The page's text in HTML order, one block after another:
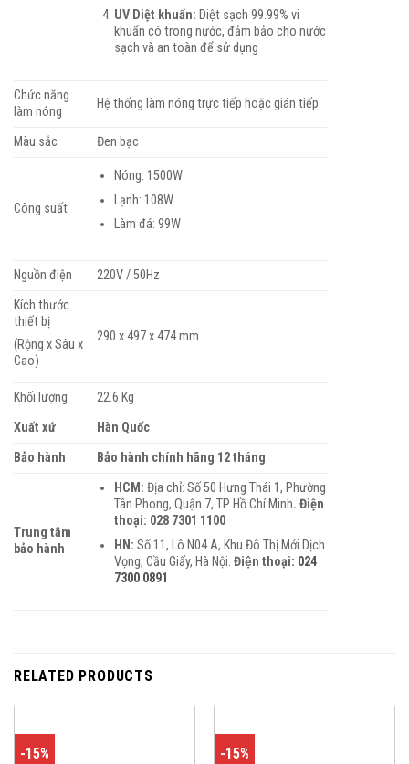
UV Diệt khuẩn: Diệt sạch 99.99% vi
khuẩn có trong nước, đảm bảo cho nước
sạch và an toàn để sử dụng
Chức năng
làm nóng
Hệ thống làm nóng trực tiếp hoặc gián tiếp
Màu sắc Đen bạc
Công suất
Nóng: 1500W
Lạnh: 108W
Làm đá: 99W
Nguồn điện
220V / 50Hz
Kích thước
thiết bị
(Rộng x Sâu x
Cao)
290 x 497 x 474 mm
Khối lượng
22.6 Kg
Xuất xứ
Hàn Quốc
Bảo hành
Bảo hành chính hãng 12 tháng
Trung tâm
bảo hành
HCM: Địa chỉ: Số 50 Hưng Thái 1, Phường
Tân Phong, Quận 7, TP Hồ Chí Minh. Điện
thoại: 028 7301 1100
HN: Số 11, Lô N04 A, Khu Đô Thị Mới Dịch
Vọng, Cầu Giấy, Hà Nội. Điện thoại: 024
7300 0891
RELATED PRODUCTS
-15% -15%